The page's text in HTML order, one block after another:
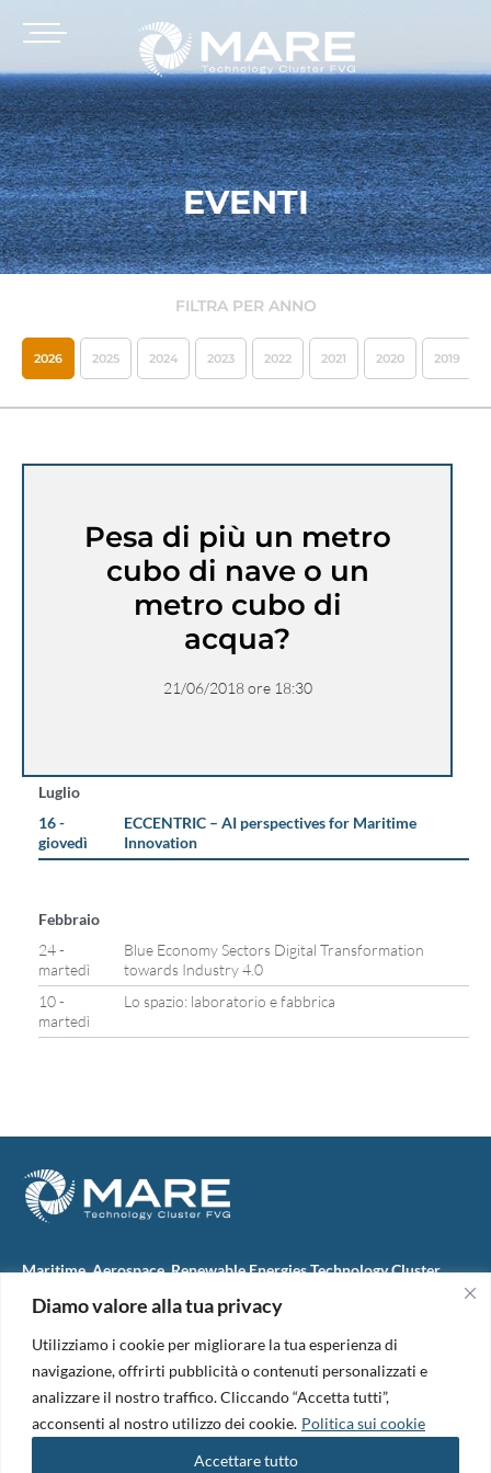
Diamo valore alla tua privacy
Utilizziamo i cookie per migliorare la tua esperienza di
navigazione, offrirti pubblicità o contenuti personalizzati e
analizzare il nostro traffico. Cliccando “Accetta tutti”,
acconsenti al nostro utilizzo dei cookie. Politica sui cookie
Accettare tutto
EVENTI
FILTRA PER ANNO
2026 2025 2024 2023 2022 2021 2020 2019
Pesa di più un metro
cubo di nave o un
metro cubo di
acqua?
21/06/2018 ore 18:30
Luglio
16 -
giovedì
ECCENTRIC – AI perspectives for Maritime
Innovation
Febbraio
24 -
martedì
Blue Economy Sectors Digital Transformation
towards Industry 4.0
10 -
martedì
Lo spazio: laboratorio e fabbrica
Maritime, Aerospace, Renewable Energies Technology Cluster
M.A.R.E. TC FVG S.c.ar.l.
34074 Monfalcone (Italy)
tel. +39 0481 723440
Codice Fiscale e Partita Iva: 01138620313
PEC:marefvg@legalmail.it
Codice univoco per i pagamenti: M5UXCR1
Copyright 2026. Design and development by